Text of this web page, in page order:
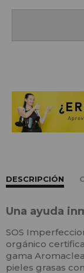
DESCRIPCIÓN
Una ayuda
SOS
orgánico
gama
pieles grasas